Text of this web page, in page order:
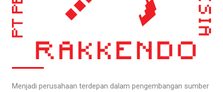
Menjadi perusahaan terdepan dalam pengembangan sumber